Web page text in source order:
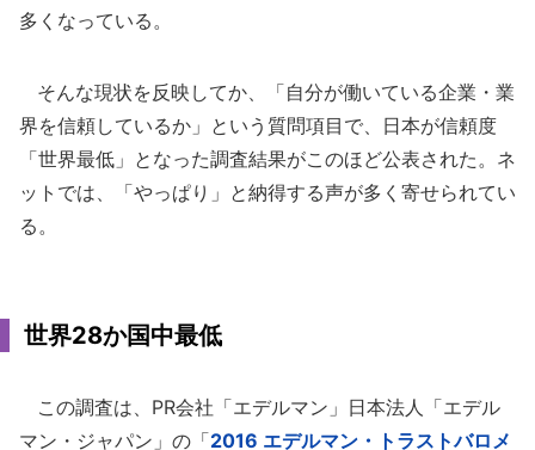
多くなっている。
そんな現状を反映してか、「自分が働いている企業・業
界を信頼しているか」という質問項目で、日本が信頼度
「世界最低」となった調査結果がこのほど公表された。ネ
ットでは、「やっぱり」と納得する声が多く寄せられてい
る。
世界28か国中最低
この調査は、PR会社「エデルマン」日本法人「エデル
マン・ジャパン」の「2016 エデルマン・トラストバロメ